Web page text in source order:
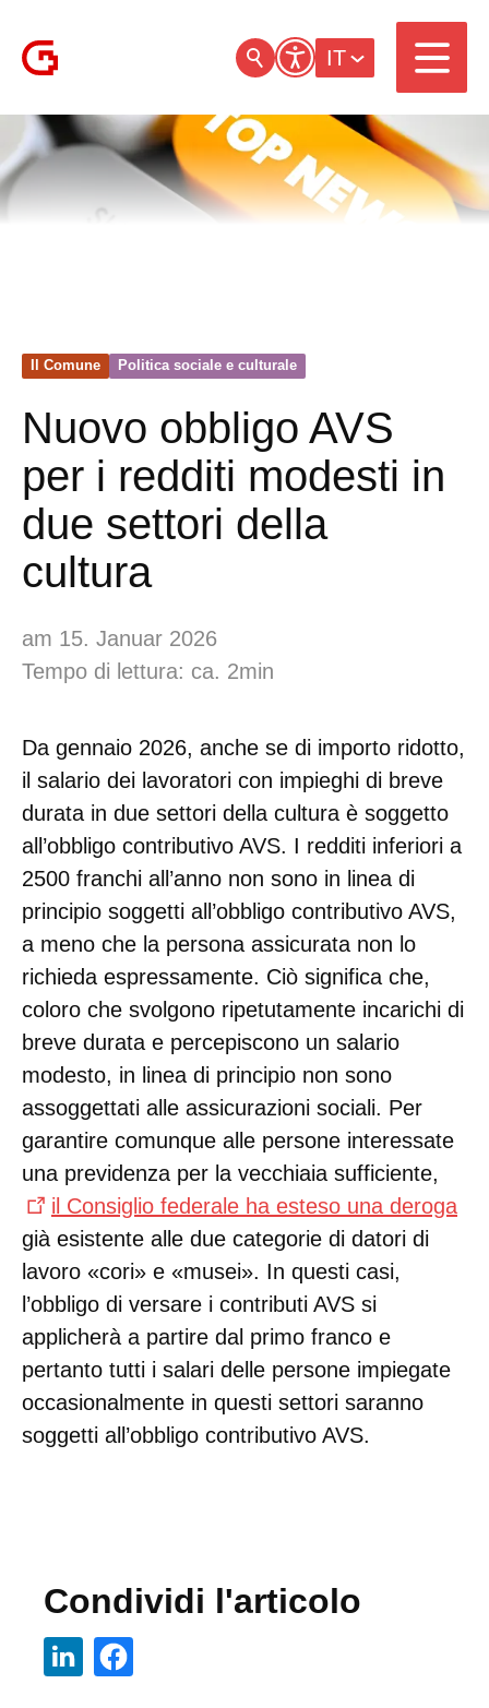
IT
Il Comune Politica sociale e culturale
Nuovo obbligo AVS
per i redditi modesti in
due settori della
cultura
am 15. Januar 2026
Tempo di lettura: ca. 2min
Da gennaio 2026, anche se di importo ridotto,
il salario dei lavoratori con impieghi di breve
durata in due settori della cultura è soggetto
all’obbligo contributivo AVS. I redditi inferiori a
2500 franchi all’anno non sono in linea di
principio soggetti all’obbligo contributivo AVS,
a meno che la persona assicurata non lo
richieda espressamente. Ciò significa che,
coloro che svolgono ripetutamente incarichi di
breve durata e percepiscono un salario
modesto, in linea di principio non sono
assoggettati alle assicurazioni sociali. Per
garantire comunque alle persone interessate
una previdenza per la vecchiaia sufficiente,
il Consiglio federale ha esteso una deroga
già esistente alle due categorie di datori di
lavoro «cori» e «musei». In questi casi,
l’obbligo di versare i contributi AVS si
applicherà a partire dal primo franco e
pertanto tutti i salari delle persone impiegate
occasionalmente in questi settori saranno
soggetti all’obbligo contributivo AVS.
Condividi l'articolo